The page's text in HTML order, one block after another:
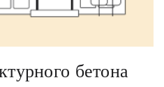
бетона